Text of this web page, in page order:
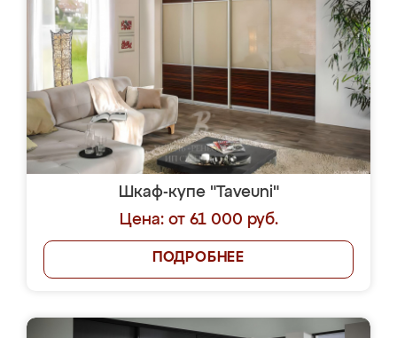
Шкаф-купе "Taveuni"
Цена: от 61 000 руб.
ПОДРОБНЕЕ